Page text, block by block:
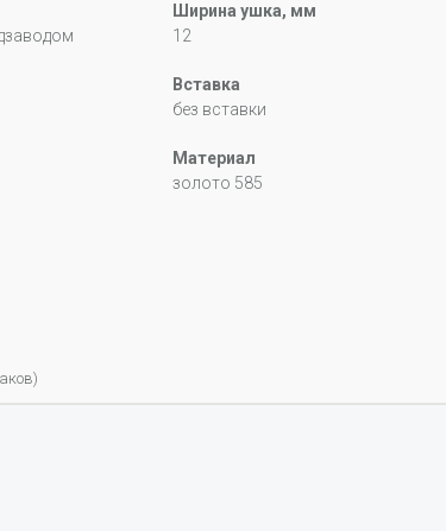
Ширина ушка, мм
12
Вставка
без вставки
Материал
золото 585